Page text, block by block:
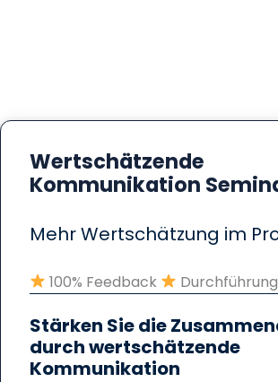
Wertschätzende
Kommunikation
Mehr Wertschätzung im
100% Feedback
Stärken Sie die
durch wertschätzende
Kommunikation